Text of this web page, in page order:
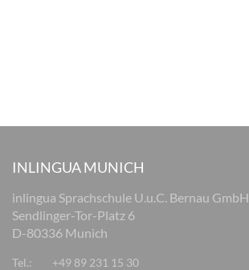
INLINGUA MUNICH
inlingua Sprachschule U.u.C. Bernau GmbH
Sendlinger-Tor-Platz 6
D-80336 Munich
Tel.:
+49 89 231 15 30